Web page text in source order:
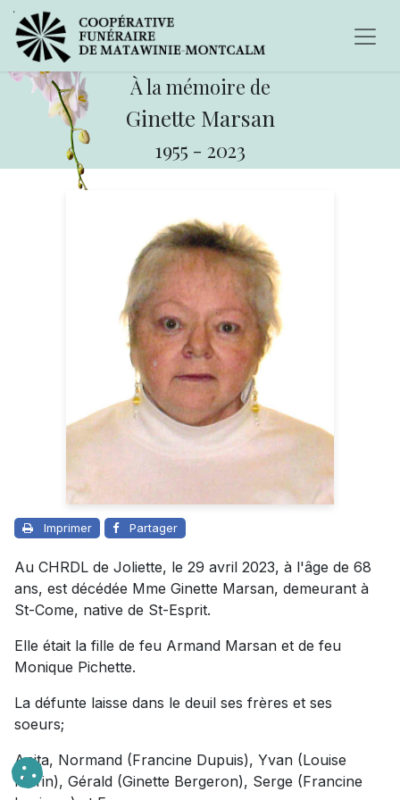
À la mémoire de
Ginette Marsan
1955 - 2023
Imprimer Partager
Au CHRDL de Joliette, le 29 avril 2023, à l'âge de 68
ans, est décédée Mme Ginette Marsan, demeurant à
St-Come, native de St-Esprit.
Elle était la fille de feu Armand Marsan et de feu
Monique Pichette.
La défunte laisse dans le deuil ses frères et ses
soeurs;
Anita, Normand (Francine Dupuis), Yvan (Louise
Marin), Gérald (Ginette Bergeron), Serge (Francine